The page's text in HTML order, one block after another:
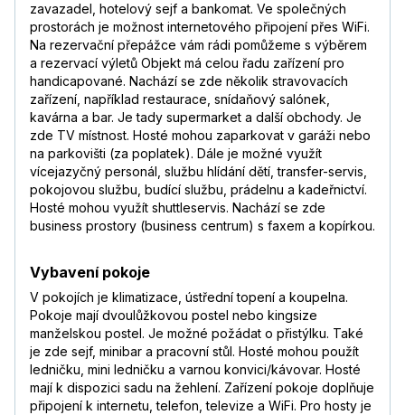
zavazadel, hotelový sejf a bankomat. Ve společných
prostorách je možnost internetového připojení přes WiFi.
Na rezervační přepážce vám rádi pomůžeme s výběrem
a rezervací výletů Objekt má celou řadu zařízení pro
handicapované. Nachází se zde několik stravovacích
zařízení, například restaurace, snídaňový salónek,
kavárna a bar. Je tady supermarket a další obchody. Je
zde TV místnost. Hosté mohou zaparkovat v garáži nebo
na parkovišti (za poplatek). Dále je možné využít
vícejazyčný personál, službu hlídání dětí, transfer-servis,
pokojovou službu, budící službu, prádelnu a kadeřnictví.
Hosté mohou využít shuttleservis. Nachází se zde
business prostory (business centrum) s faxem a kopírkou.
Vybavení pokoje
V pokojích je klimatizace, ústřední topení a koupelna.
Pokoje mají dvoulůžkovou postel nebo kingsize
manželskou postel. Je možné požádat o přistýlku. Také
je zde sejf, minibar a pracovní stůl. Hosté mohou použít
ledničku, mini ledničku a varnou konvici/kávovar. Hosté
mají k dispozici sadu na žehlení. Zařízení pokoje doplňuje
připojení k internetu, telefon, televize a WiFi. Pro hosty je